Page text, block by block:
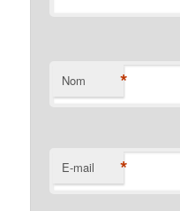
Nom *
E-mail *